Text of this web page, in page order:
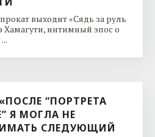
выходит «Сядь за руль
интимный эпос о
“ПОРТРЕТА
Я МОГЛА НЕ
СЛЕДУЮЩИЙ